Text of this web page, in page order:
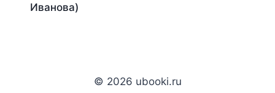
Иванова)
© 2026 ubooki.ru